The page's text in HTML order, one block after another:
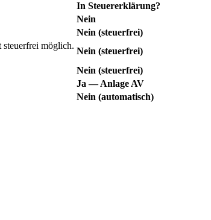
In Steuererklärung?
Nein
Nein (steuerfrei)
möglich.
Nein (steuerfrei)
Nein (steuerfrei)
Ja — Anlage AV
Nein (automatisch)